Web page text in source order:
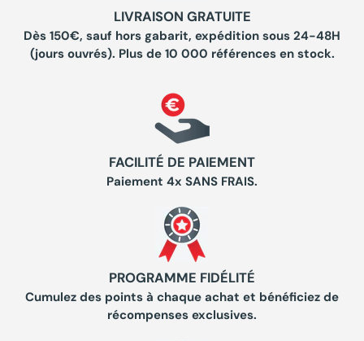
LIVRAISON GRATUITE
Dès 150€, sauf hors gabarit, expédition sous 24-48H
(jours ouvrés). Plus de 10 000 références en stock.
FACILITÉ DE PAIEMENT
Paiement 4x SANS FRAIS.
PROGRAMME FIDÉLITÉ
Cumulez des points à chaque achat et bénéficiez de
récompenses exclusives.